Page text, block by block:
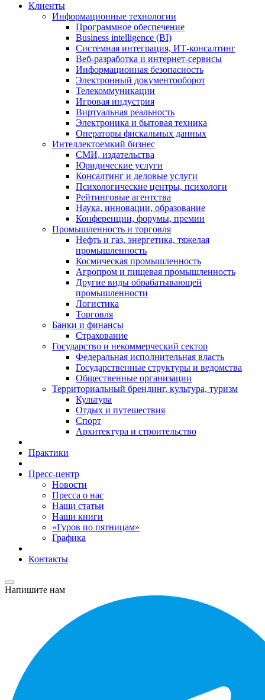
Клиенты
Информационные технологии
Программное обеспечение
Business intelligence (BI)
Системная интеграция, ИТ-консалтинг
Веб-разработка и интернет-сервисы
Информационная безопасность
Электронный документооборот
Телекоммуникации
Игровая индустрия
Виртуальная реальность
Электроника и бытовая техника
Операторы фискальных данных
Интеллектоемкий бизнес
СМИ, издательства
Юридические услуги
Консалтинг и деловые услуги
Психологические центры, психологи
Рейтинговые агентства
Наука, инновации, образование
Конференции, форумы, премии
Промышленность и торговля
Нефть и газ, энергетика, тяжелая
промышленность
Космическая промышленность
Агропром и пищевая промышленность
Другие виды обрабатывающей
промышленности
Логистика
Торговля
Банки и финансы
Страхование
Государство и некоммерческий сектор
Федеральная исполнительная власть
Государственные структуры и ведомства
Общественные организации
Территориальный брендинг, культура, туризм
Культура
Отдых и путешествия
Спорт
Архитектура и строительство
Практики
Пресс-центр
Новости
Пресса о нас
Наши статьи
Наши книги
«Гуров по пятницам»
Графика
Контакты
Напишите нам